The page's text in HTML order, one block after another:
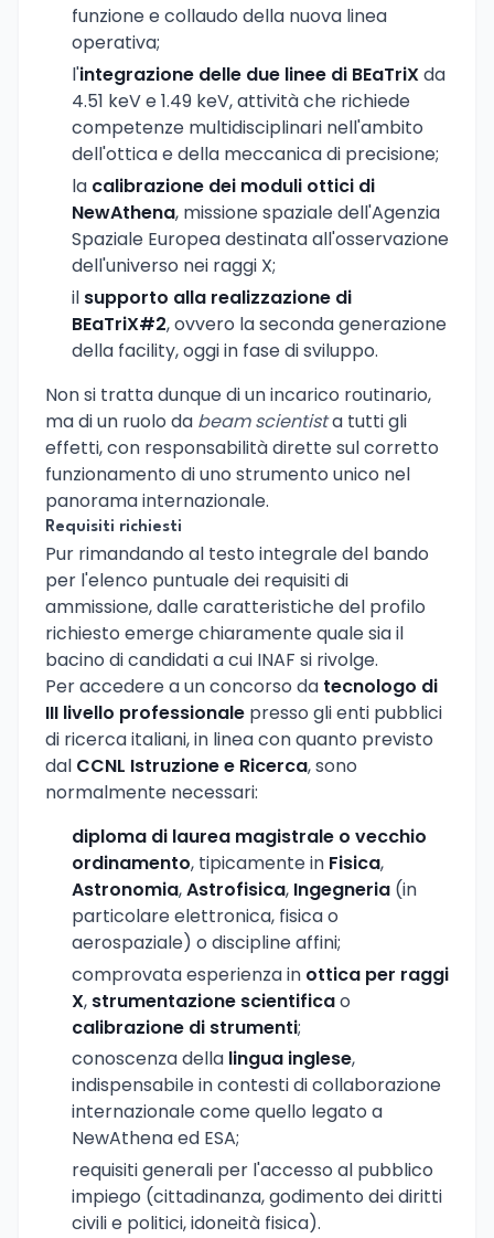
funzione e collaudo della nuova linea
operativa;
l'integrazione delle due linee di BEaTriXda
4.51 keV e 1.49 keV, attività che richiede
competenze multidisciplinari nell'ambito
dell'ottica e della meccanica di precisione;
la calibrazione dei moduli ottici di
NewAthena, missione spaziale dell'Agenzia
Spaziale Europea destinata all'osservazione
dell'universo nei raggi X;
il supporto alla realizzazione di
BEaTriX#2, ovvero la seconda generazione
della facility, oggi in fase di sviluppo.
Non si tratta dunque di un incarico routinario,
ma di un ruolo da beam scientista tutti gli
effetti, con responsabilità dirette sul corretto
funzionamento di uno strumento unico nel
panorama internazionale.
Requisiti richiesti
Pur rimandando al testo integrale del bando
per l'elenco puntuale dei requisiti di
ammissione, dalle caratteristiche del profilo
richiesto emerge chiaramente quale sia il
bacino di candidati a cui INAF si rivolge.
Per accedere a un concorso da tecnologo di
III livello professionale presso gli enti pubblici
di ricerca italiani, in linea con quanto previsto
dal CCNL Istruzione e Ricerca, sono
normalmente necessari:
diploma di laurea magistrale o vecchio
ordinamento, tipicamente in Fisica,
Astronomia,Astrofisica, Ingegneria (in
particolare elettronica, fisica o
aerospaziale) o discipline affini;
comprovata esperienza in ottica per raggi
X, strumentazione scientificao
calibrazione di strumenti;
conoscenza della lingua inglese,
indispensabile in contesti di collaborazione
internazionale come quello legato a
NewAthena ed ESA;
requisiti generali per l'accesso al pubblico
impiego (cittadinanza, godimento dei diritti
civili e politici, idoneità fisica).